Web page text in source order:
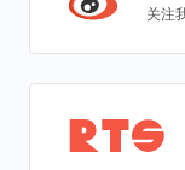
关注